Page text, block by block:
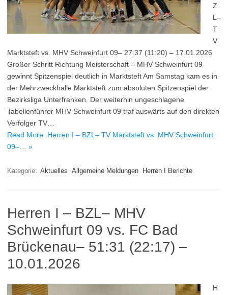
Z
L–
T
V
Marktsteft vs. MHV Schweinfurt 09– 27:37 (11:20) – 17.01.2026
Großer Schritt Richtung Meisterschaft – MHV Schweinfurt 09
gewinnt Spitzenspiel deutlich in Marktsteft Am Samstag kam es in
der Mehrzweckhalle Marktsteft zum absoluten Spitzenspiel der
Bezirksliga Unterfranken. Der weiterhin ungeschlagene
Tabellenführer MHV Schweinfurt 09 traf auswärts auf den direkten
Verfolger TV…
Read More: Herren I – BZL– TV Marktsteft vs. MHV Schweinfurt
09–… »
Kategorie: Aktuelles Allgemeine Meldungen Herren I Berichte
Herren I – BZL– MHV
Schweinfurt 09 vs. FC Bad
Brückenau– 51:31 (22:17) –
10.01.2026
H